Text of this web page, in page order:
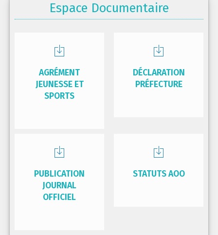
Espace Documentaire
AGRÉMENT
JEUNESSE ET
SPORTS
DÉCLARATION
PRÉFECTURE
PUBLICATION
JOURNAL
OFFICIEL
STATUTS AOO